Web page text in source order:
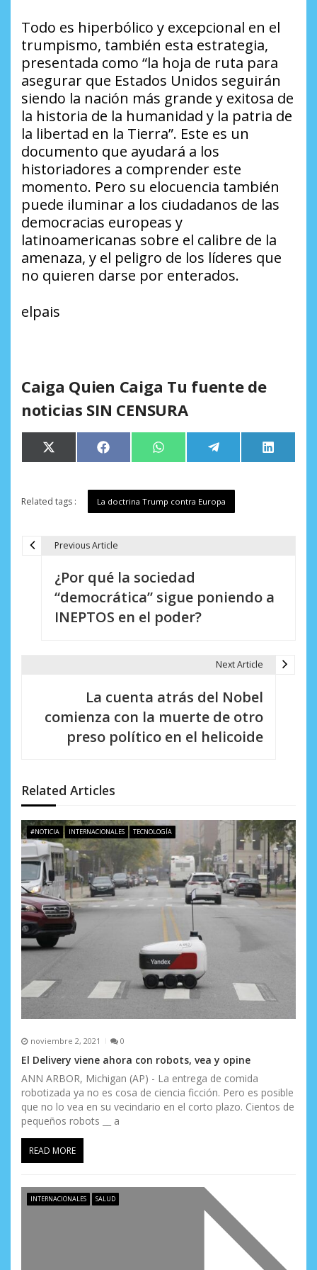
Todo es hiperbólico y excepcional en el
trumpismo, también esta estrategia,
presentada como “la hoja de ruta para
asegurar que Estados Unidos seguirán
siendo la nación más grande y exitosa de
la historia de la humanidad y la patria de
la libertad en la Tierra”. Este es un
documento que ayudará a los
historiadores a comprender este
momento. Pero su elocuencia también
puede iluminar a los ciudadanos de las
democracias europeas y
latinoamericanas sobre el calibre de la
amenaza, y el peligro de los líderes que
no quieren darse por enterados.
elpais
Caiga Quien Caiga Tu fuente de
noticias SIN CENSURA
Compartir
en
X
(Twitter)
Compartir
en
Facebook Compartir
en
WhatsApp Compartir
en
Telegram
en
LinkedIn
Related tags : La doctrina Trump contra Europa
n
d
e
e
n
t
r
d
a
s
Previous Article
¿Por qué la sociedad
“democrática” sigue poniendo a
INEPTOS en el poder?
Next Article
La cuenta atrás del Nobel
comienza con la muerte de otro
preso político en el helicoide
Related Articles
#NOTICIA INTERNACIONALES TECNOLOGÍA
noviembre 2, 2021 0
El Delivery viene ahora con robots, vea y opine
ANN ARBOR, Michigan (AP) - La entrega de comida
robotizada ya no es cosa de ciencia ficción. Pero es posible
que no lo vea en su vecindario en el corto plazo. Cientos de
pequeños robots __ a
READ MORE
INTERNACIONALES SALUD